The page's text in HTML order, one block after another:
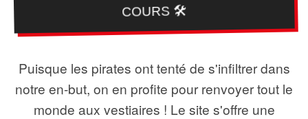
COURS 🛠️
Puisque les pirates ont tenté de s'infiltrer dans
notre en-but, on en profite pour renvoyer tout le
monde aux vestiaires ! Le site s'offre une